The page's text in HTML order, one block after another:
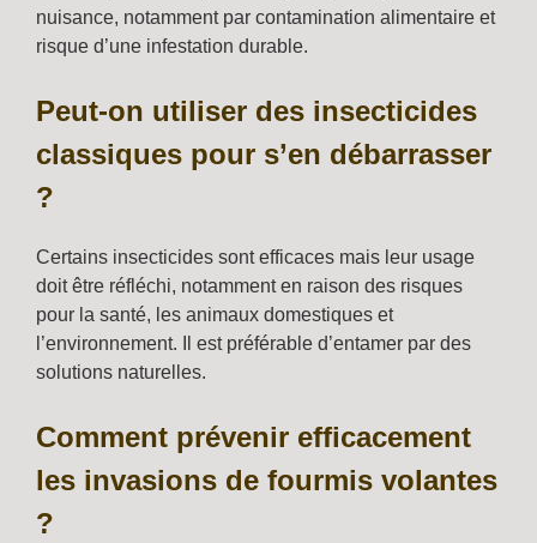
nuisance, notamment par contamination alimentaire et
risque d’une infestation durable.
Peut-on utiliser des insecticides
classiques pour s’en débarrasser
?
Certains insecticides sont efficaces mais leur usage
doit être réfléchi, notamment en raison des risques
pour la santé, les animaux domestiques et
l’environnement. Il est préférable d’entamer par des
solutions naturelles.
Comment prévenir efficacement
les invasions de fourmis volantes
?